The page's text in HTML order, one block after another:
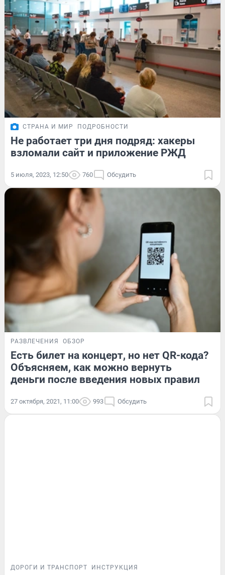
СТРАНА И МИР ПОДРОБНОСТИ
Не работает три дня подряд: хакеры
взломали сайт и приложение РЖД
5 июля, 2023, 12:50 760 Обсудить
РАЗВЛЕЧЕНИЯ ОБЗОР
Есть билет на концерт, но нет QR-кода?
Объясняем, как можно вернуть
деньги после введения новых правил
27 октября, 2021, 11:00 993 Обсудить
ДОРОГИ И ТРАНСПОРТ ИНСТРУКЦИЯ